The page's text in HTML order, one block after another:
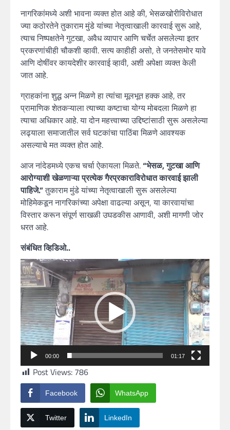
नागरिकांमध्ये अशी भावना व्यक्त होत आहे की, भेसळखोरीविरोधात
ज्या कठोरतेने तुकाराम मुंडे यांच्या नेतृत्वाखाली कारवाई सुरू आहे,
त्याच निष्पक्षतेने गुटखा, अवैध व्यापार आणि चर्चेत असलेल्या इतर
प्रकरणांचीही चौकशी व्हावी. सत्य काहीही असो, ते जनतेसमोर यावे
आणि दोषींवर कायदेशीर कारवाई व्हावी, अशी अपेक्षा व्यक्त केली
जात आहे.
ग्राहकांना शुद्ध अन्न मिळणे हा त्यांचा मूलभूत हक्क आहे, तर
प्रामाणिक शेतकऱ्याला त्याच्या कष्टाचा योग्य मोबदला मिळणे हा
त्याचा अधिकार आहे. या दोन महत्त्वाच्या उद्दिष्टांसाठी सुरू असलेल्या
लढ्याला समाजातील सर्व घटकांचा पाठिंबा मिळणे आवश्यक
असल्याचे मत व्यक्त होत आहे.
आज नांदेडमध्ये एकच चर्चा ऐकायला मिळते.“भेसळ, गुटखा आणि
आरोग्याशी खेळणाऱ्या प्रत्येक गैरप्रकाराविरोधात कारवाई झाली
पाहिजे.”तुकाराम मुंडे यांच्या नेतृत्वाखाली सुरू असलेल्या
मोहिमेकडून नागरिकांच्या अपेक्षा वाढल्या असून, या कारवायांचा
विस्तार करून संपूर्ण साखळी उघडकीस आणावी, अशी मागणी जोर
धरत आहे.
संबंधित व्हिडिओ..
Video
Player
00:00 01:17
Post Views: 786
Facebook WhatsApp
Twitter LinkedIn